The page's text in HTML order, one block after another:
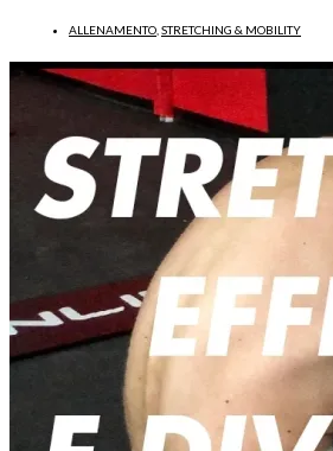
ALLENAMENTO STRETCHING & MOBILITY